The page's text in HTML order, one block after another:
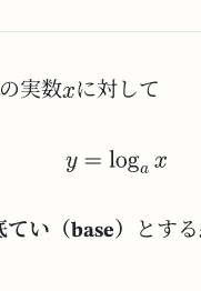
実数 に対して
てい（base） とする